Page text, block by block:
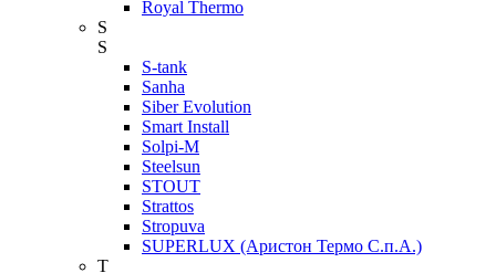
Royal Thermo
S
S
S-tank
Sanha
Siber Evolution
Smart Install
Solpi-M
Steelsun
STOUT
Strattos
Stropuva
SUPERLUX (Аристон Термо С.п.А.)
T